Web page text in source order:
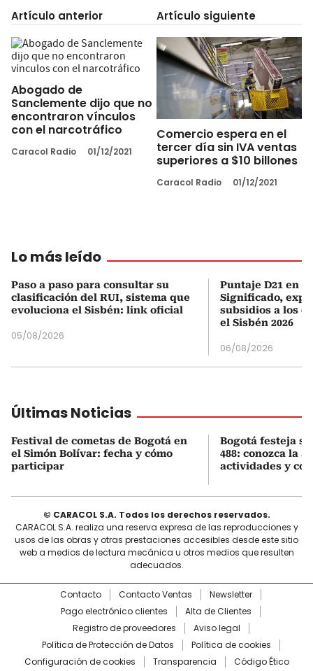
Artículo anterior
Abogado de
Sanclemente dijo que no
encontraron vínculos
con el narcotráfico
Caracol Radio 01/12/2021
Artículo siguiente
Comercio espera en el
tercer día sin IVA ventas
superiores a $10 billones
Caracol Radio 01/12/2021
Lo más leído
Paso a paso para consultar su
clasificación del RUI, sistema que
evoluciona el Sisbén: link oficial
05/08/2026
Puntaje D21 en
Significado,
subsidios a los
el Sisbén 2026
06/08/2026
Últimas Noticias
Festival de cometas de Bogotá en
el Simón Bolívar: fecha y cómo
participar
Bogotá festeja
488: conozca la
actividades y
© CARACOL S.A. Todos los derechos reservados.
CARACOL S.A. realiza una reserva expresa de las reproducciones y
usos de las obras y otras prestaciones accesibles desde este sitio
web a medios de lectura mecánica u otros medios que resulten
adecuados.
Contacto Contacto Ventas
Newsletter
Pago electrónico clientes
Alta de Clientes
Registro de proveedores
Aviso legal
Política de Protección de Datos
Política de cookies
Configuración de cookies
Transparencia Código Ético